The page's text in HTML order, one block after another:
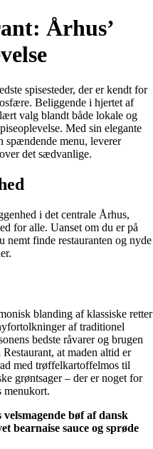
Århus’
spisesteder, der er kendt for
Beliggende i hjertet af
valg blandt både lokale og
Med sin elegante
spændende menu, leverer
det sædvanlige.
i det centrale Århus,
for alle. Uanset om du er på
nemt finde restauranten og nyde
blanding af klassiske retter
af traditionel
bedste råvarer og brugen
at maden altid er
med trøffelkartoffelmos til
grøntsager – der er noget for
menukort.
bøf af dansk
bearnaise sauce og sprøde